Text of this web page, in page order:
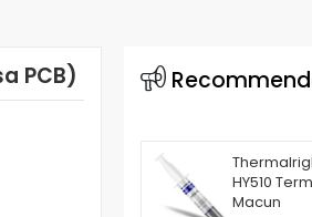
PCB)
HY510
Macun